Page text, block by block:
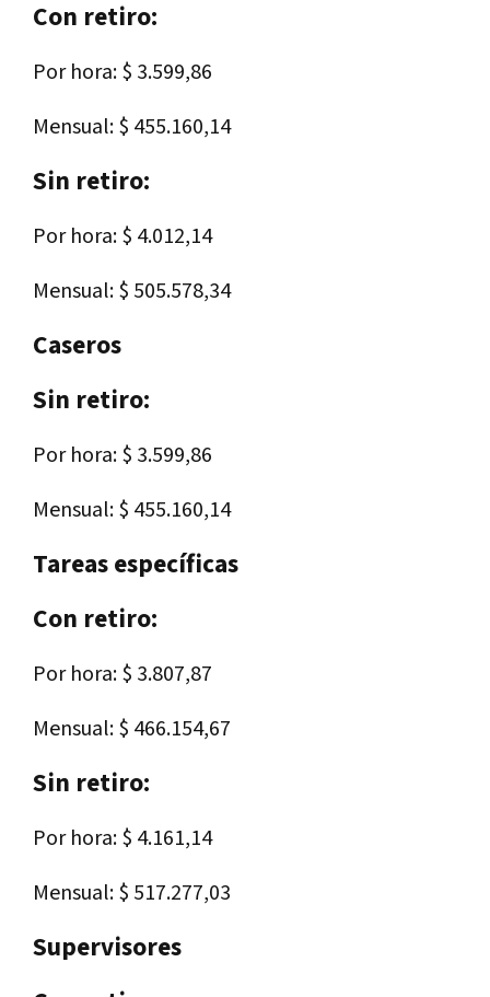
Con retiro:
Por hora: $ 3.599,86
Mensual: $ 455.160,14
Sin retiro:
Por hora: $ 4.012,14
Mensual: $ 505.578,34
Caseros
Sin retiro:
Por hora: $ 3.599,86
Mensual: $ 455.160,14
Tareas específicas
Con retiro:
Por hora: $ 3.807,87
Mensual: $ 466.154,67
Sin retiro:
Por hora: $ 4.161,14
Mensual: $ 517.277,03
Supervisores